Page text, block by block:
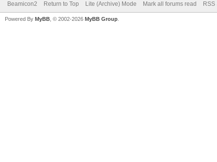
Beamicon2 Return to Top Lite (Archive) Mode Mark all forums read
Powered By MyBB , © 2002-2026 MyBB Group